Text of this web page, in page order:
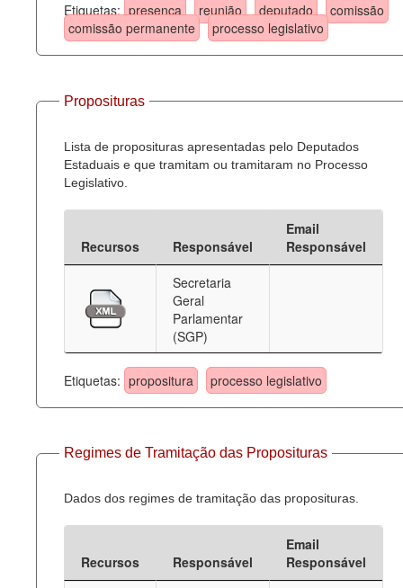
Etiquetas: presença reunião deputado
comissão
comissão permanente
processo legislativo
Proposituras
Lista de proposituras apresentadas pelo Deputados
Estaduais e que tramitam ou tramitaram no Processo
Legislativo.
Recursos Responsável
Email
Responsável
Secretaria
Geral
Parlamentar
(SGP)
Etiquetas: propositura processo legislativo
Regimes de Tramitação das Proposituras
Dados dos regimes de tramitação das proposituras.
Recursos Responsável
Email
Responsável